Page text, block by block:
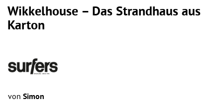
Wikkelhouse – Das Strandhaus aus
Karton
von Simon